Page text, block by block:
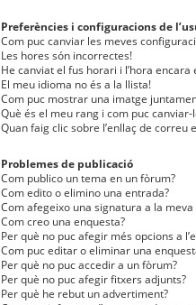
Preferències i configuracions de
Com puc canviar les meves
Les hores són incorrectes!
He canviat el fus horari i l’hora
El meu idioma no és a la llista!
Com puc mostrar una imatge
Què és el meu rang i com puc canviar-
Quan faig clic sobre l’enllaç de correu
Problemes de publicació
Com publico un tema en un fòrum?
Com edito o elimino una entrada?
Com afegeixo una signatura a la
Com creo una enquesta?
Per què no puc afegir més opcions a
Com puc editar o eliminar una
Per què no puc accedir a un fòrum?
Per què no puc afegir fitxers adjunts?
Per què he rebut un advertiment?